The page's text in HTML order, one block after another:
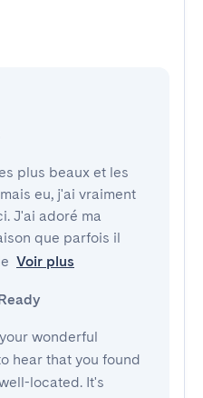
plus beaux et les
eu, j'ai vraiment
J'ai adoré ma
que parfois il
Voir plus
wonderful
hear that you found
located. It's